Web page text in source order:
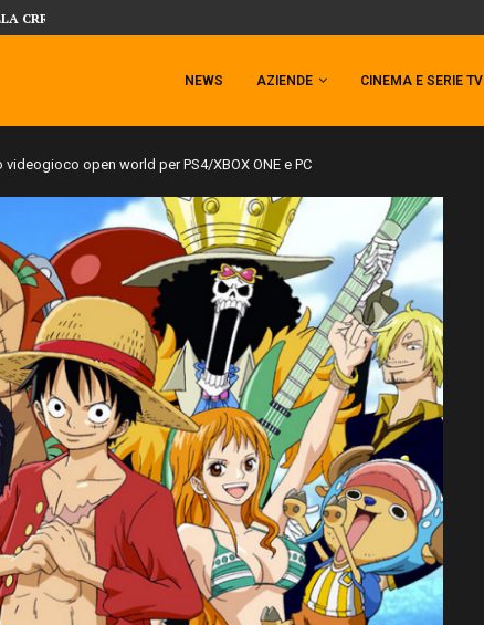
TARGATA SIDESHOW!
NEWS AZIENDE CINEMA E SERIE TV
videogioco open world per PS4/XBOX ONE e PC